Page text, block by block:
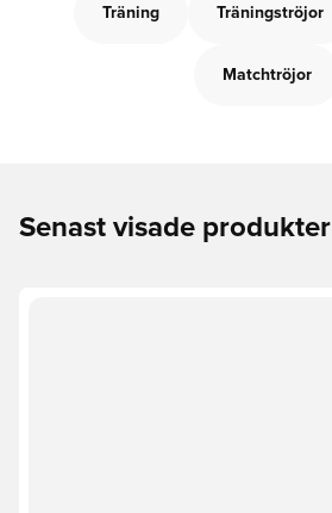
Träning Träningströjor
Matchtröjor
Senast visade produkter